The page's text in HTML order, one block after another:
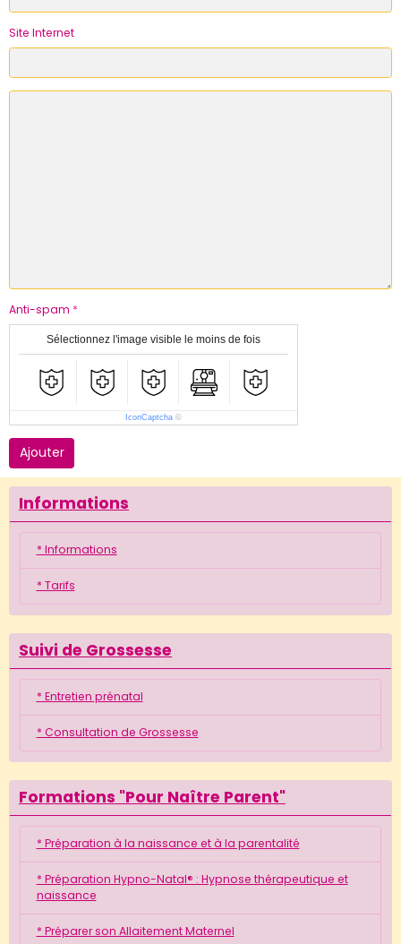
Site Internet
Anti-spam
Sélectionnez l'image visible le moins de fois
IconCaptcha ©
Ajouter
Informations
* Informations
* Tarifs
Suivi de Grossesse
* Entretien prénatal
* Consultation de Grossesse
Formations "Pour Naître Parent"
* Préparation à la naissance et à la parentalité
* Préparation Hypno-Natal® : Hypnose thérapeutique et
naissance
* Préparer son Allaitement Maternel